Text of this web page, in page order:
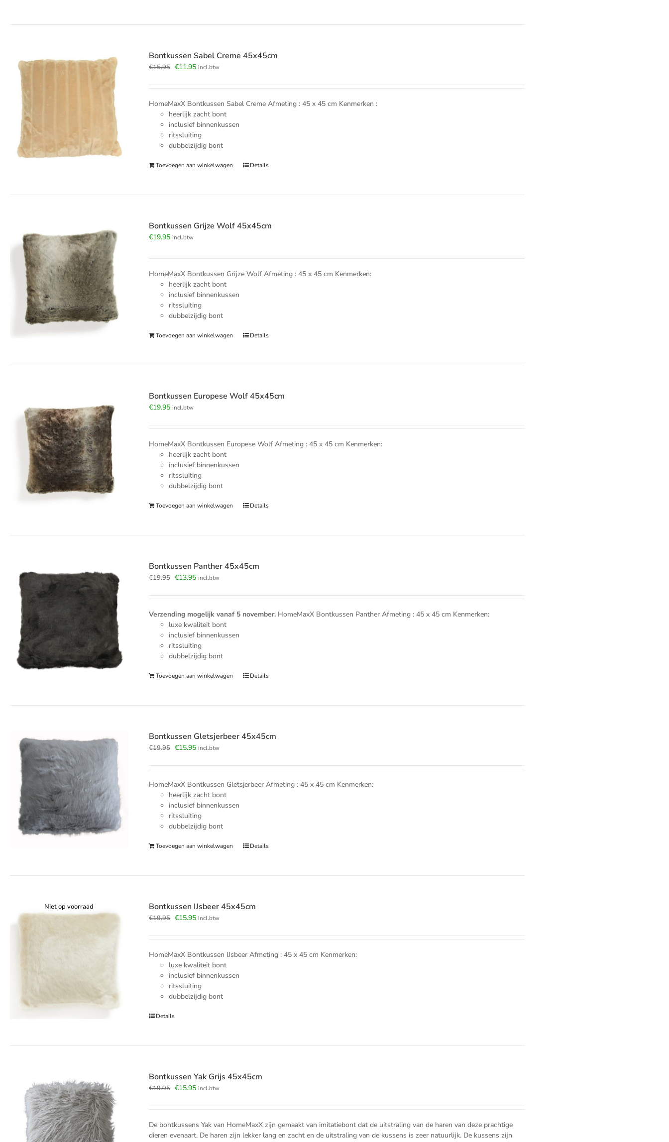
Bontkussen Sabel Creme 45x45cm
€15.95 Oorspronkelijke
€11.95Huidige
incl.btw
HomeMaxX Bontkussen Sabel Creme Afmeting : 45 x 45 cm Kenmerken :
heerlijk zacht bont
inclusief binnenkussen
ritssluiting
dubbelzijdig bont
Toevoegen aan winkelwagen Details
Bontkussen Grijze Wolf 45x45cm
€19.95 incl.btw
HomeMaxX Bontkussen Grijze Wolf Afmeting : 45 x 45 cm Kenmerken:
heerlijk zacht bont
inclusief binnenkussen
ritssluiting
dubbelzijdig bont
Toevoegen aan winkelwagen Details
Bontkussen Europese Wolf 45x45cm
€19.95 incl.btw
HomeMaxX Bontkussen Europese Wolf Afmeting : 45 x 45 cm Kenmerken:
heerlijk zacht bont
inclusief binnenkussen
ritssluiting
dubbelzijdig bont
Toevoegen aan winkelwagen Details
Bontkussen Panther 45x45cm
€19.95 Oorspronkelijke
€13.95Huidige
incl.btw
Verzending mogelijk vanaf 5 november. HomeMaxX Bontkussen Panther Afmeting : 45 x 45 cm Kenmerken:
luxe kwaliteit bont
inclusief binnenkussen
ritssluiting
dubbelzijdig bont
Toevoegen aan winkelwagen Details
Bontkussen Gletsjerbeer 45x45cm
€19.95 Oorspronkelijke
€15.95Huidige
incl.btw
HomeMaxX Bontkussen Gletsjerbeer Afmeting : 45 x 45 cm Kenmerken:
heerlijk zacht bont
inclusief binnenkussen
ritssluiting
dubbelzijdig bont
Toevoegen aan winkelwagen Details
Niet op voorraad Bontkussen IJsbeer 45x45cm
€19.95 Oorspronkelijke
€15.95Huidige
incl.btw
HomeMaxX Bontkussen IJsbeer Afmeting : 45 x 45 cm Kenmerken:
luxe kwaliteit bont
inclusief binnenkussen
ritssluiting
dubbelzijdig bont
Details
Bontkussen Yak Grijs 45x45cm
€19.95 Oorspronkelijke
€15.95Huidige
incl.btw
De bontkussens Yak van HomeMaxX zijn gemaakt van imitatiebont dat de uitstraling van de haren van deze prachtige
dieren evenaart. De haren zijn lekker lang en zacht en de uitstraling van de kussens is zeer natuurlijk. De kussens zijn